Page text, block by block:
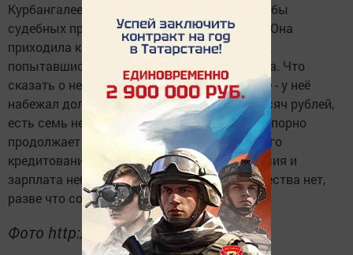
Курбангалеева, начальник отдела № 1 службы
судебных приставов Набережных Челнов. - Она
приходила к нам и тоже пыталась напугать,
попытавшись выпрыгнуть со второго этажа. Что
сказать о ней? Актриса. Проблемы большие - у неё
набежал долг за квартплату в сумме 32 тысяч рублей,
есть семь неоплаченных кредитов. Но она упорно
продолжает их брать - через офисы быстрого
кредитования. Возмещать их ей нечем: пенсия и
зарплата небольшие, в комнате у нее имущества нет,
разве что сотовый телефон.
Фото http://www.chelny-izvest.ru